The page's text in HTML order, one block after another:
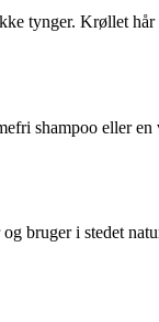
tynger. Krøllet
shampoo eller en
bruger i stedet